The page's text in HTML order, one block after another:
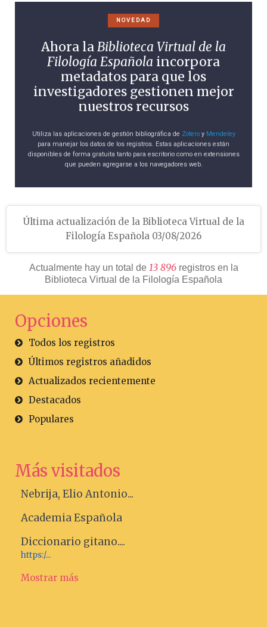
NOVEDAD
Ahora laBiblioteca Virtual de la
Filología Española incorpora
metadatos para que los
investigadores gestionen mejor
nuestros recursos
Utiliza las aplicaciones de gestión bibliográfica de Zoteroy Mendeley
para manejar los datos de los registros. Estas aplicaciones están
disponibles de forma gratuita tanto para escritorio como en extensiones
que pueden agregarse a los navegadores web.
Última actualización de la Biblioteca Virtual de la
Filología Española 03/08/2026
Actualmente hay un total de 13 896registros en la
Biblioteca Virtual de la Filología Española
Opciones
Todos los registros
Últimos registros añadidos
Actualizados recientemente
Destacados
Populares
Más visitados
Nebrija, Elio Antonio...
Academia Española
Diccionario gitano....
https:/...
Mostrar más